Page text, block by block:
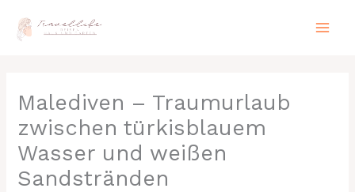
Inhalt
Malediven – Traumurlaub
zwischen türkisblauem
Wasser und weißen
Sandstränden